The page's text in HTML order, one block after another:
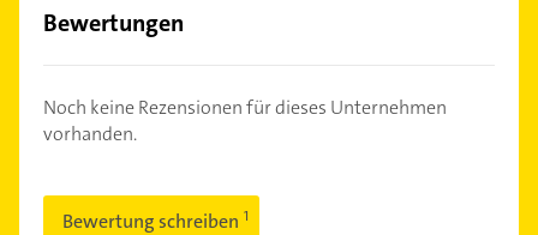
Bewertungen
Noch keine Rezensionen für dieses Unternehmen
vorhanden.
Bewertung schreiben